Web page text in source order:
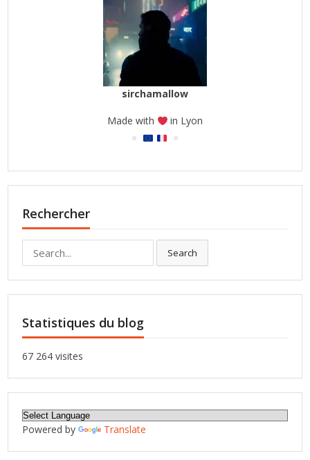
sirchamallow
Made with in Lyon
Rechercher
Search
Statistiques du blog
67 264 visites
Powered by Translate